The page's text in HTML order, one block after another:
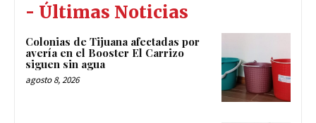
- Últimas Noticias
Colonias de Tijuana afectadas por
avería en el Booster El Carrizo
siguen sin agua
agosto 8, 2026